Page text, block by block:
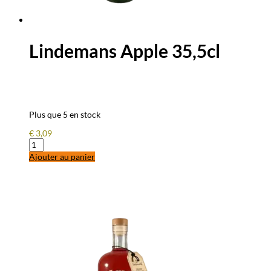
Lindemans Apple 35,5cl
Plus que 5 en stock
€ 3,09
quantité
de
Lindemans
Ajouter au panier